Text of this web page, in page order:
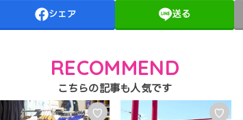
シェア 送る
RECOMMEND
♡ ♡